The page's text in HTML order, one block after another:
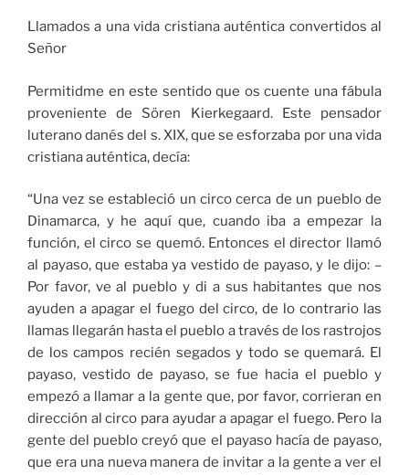
Llamados a una vida cristiana auténtica convertidos al
Señor
Permitidme en este sentido que os cuente una fábula
proveniente de Sören Kierkegaard. Este pensador
luterano danés del s. XIX, que se esforzaba por una vida
cristiana auténtica, decía:
“Una vez se estableció un circo cerca de un pueblo de
Dinamarca, y he aquí que, cuando iba a empezar la
función, el circo se quemó. Entonces el director llamó
al payaso, que estaba ya vestido de payaso, y le dijo: –
Por favor, ve al pueblo y di a sus habitantes que nos
ayuden a apagar el fuego del circo, de lo contrario las
llamas llegarán hasta el pueblo a través de los rastrojos
de los campos recién segados y todo se quemará. El
payaso, vestido de payaso, se fue hacia el pueblo y
empezó a llamar a la gente que, por favor, corrieran en
dirección al circo para ayudar a apagar el fuego. Pero la
gente del pueblo creyó que el payaso hacía de payaso,
que era una nueva manera de invitar a la gente a ver el